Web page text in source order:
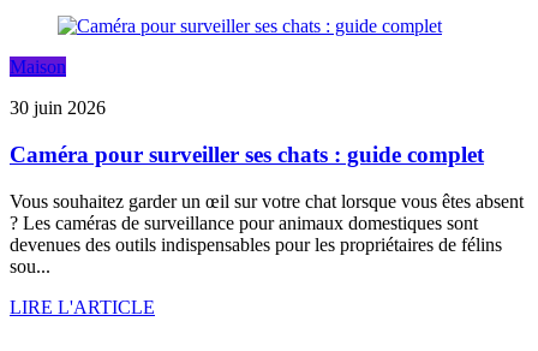
Maison
30 juin 2026
Caméra pour surveiller ses chats : guide complet
Vous souhaitez garder un œil sur votre chat lorsque vous êtes absent
? Les caméras de surveillance pour animaux domestiques sont
devenues des outils indispensables pour les propriétaires de félins
sou...
LIRE L'ARTICLE